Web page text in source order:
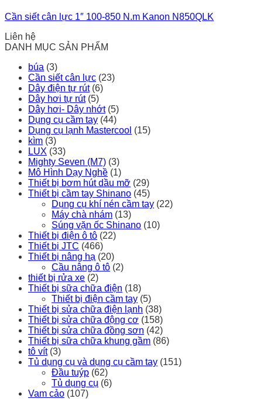
Cần siết cân lực 1″ 100-850 N.m Kanon N850QLK
Liên hệ
DANH MỤC SẢN PHẨM
búa (3)
Cần siết cân lực (23)
Dây điện tự rút (6)
Dây hơi tự rút (5)
Dây hơi- Dây nhớt (5)
Dụng cụ cầm tay (44)
Dụng cụ lạnh Mastercool (15)
kìm (3)
LUX (33)
Mighty Seven (M7) (3)
Mô Hình Dạy Nghề (1)
Thiết bị bơm hút dầu mỡ (29)
Thiết bị cầm tay Shinano (45)
Dụng cụ khí nén cầm tay (22)
Máy chà nhám (13)
Súng vặn ốc Shinano (10)
Thiết bị điện ô tô (22)
Thiết bị JTC (466)
Thiết bị nâng hạ (20)
Cầu nâng ô tô (2)
thiết bị rửa xe (2)
Thiết bị sữa chữa điện (18)
Thiết bị điện cầm tay (5)
Thiết bị sửa chữa điện lạnh (38)
Thiết bị sửa chữa động cơ (158)
Thiết bị sửa chữa đồng sơn (42)
Thiết bị sữa chữa khung gầm (86)
tô vít (3)
Tủ dụng cụ và dụng cụ cầm tay (151)
Đầu tuýp (62)
Tủ dụng cụ (6)
Vam cảo (107)